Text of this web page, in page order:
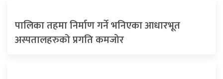
पालिका तहमा निर्माण गर्ने भनिएका आधारभूत
अस्पतालहरुको प्रगति कमजोर